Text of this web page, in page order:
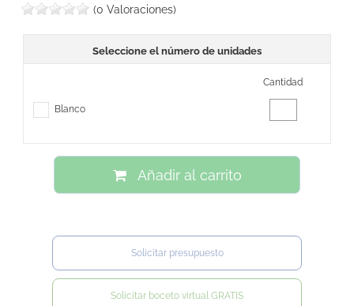
(0 Valoraciones)
Seleccione el número de unidades
Cantidad
Blanco
Añadir al carrito
Solicitar presupuesto
Solicitar boceto virtual GRATIS